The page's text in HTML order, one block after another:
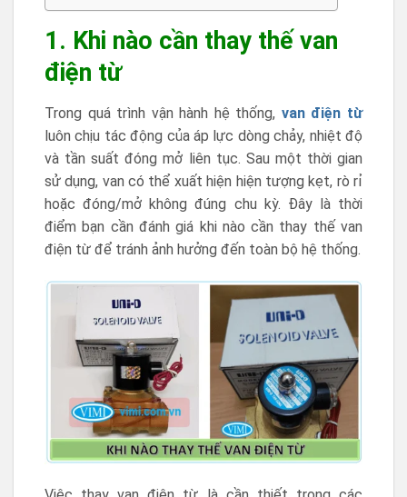
1. Khi nào cần thay thế van
điện từ
Trong quá trình vận hành hệ thống, van điện từ
luôn chịu tác động của áp lực dòng chảy, nhiệt độ
và tần suất đóng mở liên tục. Sau một thời gian
sử dụng, van có thể xuất hiện hiện tượng kẹt, rò rỉ
hoặc đóng/mở không đúng chu kỳ. Đây là thời
điểm bạn cần đánh giá khi nào cần thay thế van
điện từ để tránh ảnh hưởng đến toàn bộ hệ thống.